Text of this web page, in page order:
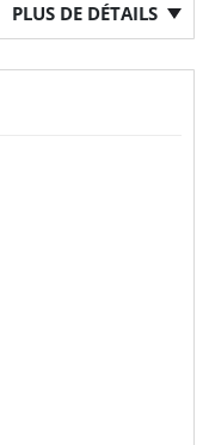
PLUS DE DÉTAILS